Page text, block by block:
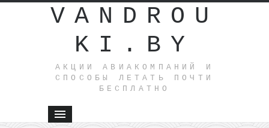
VANDROU
KI.BY
АКЦИИ АВИАКОМПАНИЙ И
СПОСОБЫ ЛЕТАТЬ ПОЧТИ
БЕСПЛАТНО